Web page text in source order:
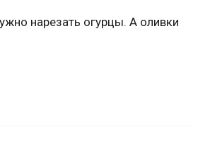
нарезать огурцы. А оливки